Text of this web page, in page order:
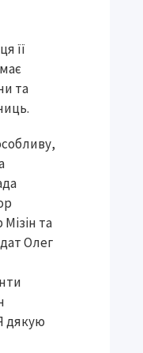
її
та
та
Олег
дякую